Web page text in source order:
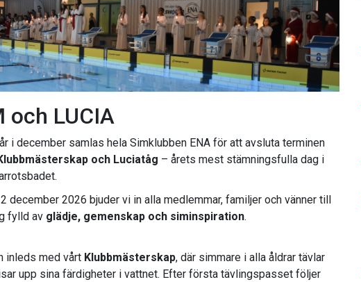
och LUCIA
i december samlas hela Simklubben ENA för att avsluta terminen
och Luciatåg – årets mest stämningsfulla dag i
december 2026 bjuder vi in alla medlemmar, familjer och vänner till
fylld av glädje, gemenskap och siminspiration.
inleds med vårt Klubbmästerskap, där simmare i alla åldrar tävlar
upp sina färdigheter i vattnet. Efter första tävlingspasset följer